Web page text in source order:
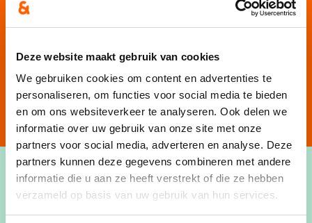
Deze website maakt gebruik van cookies
We gebruiken cookies om content en advertenties te
personaliseren, om functies voor social media te bieden
en om ons websiteverkeer te analyseren. Ook delen we
informatie over uw gebruik van onze site met onze
partners voor social media, adverteren en analyse. Deze
partners kunnen deze gegevens combineren met andere
informatie die u aan ze heeft verstrekt of die ze hebben
verzameld op basis van uw gebruik van hun services.